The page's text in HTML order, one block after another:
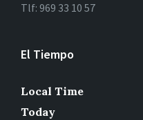
Tlf: 969 33 10 57
El Tiempo
Local Time
Today